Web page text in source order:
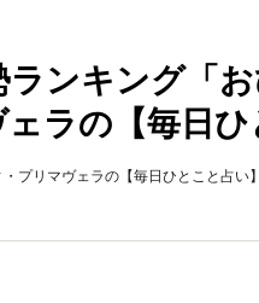
ンキング「
ラの【毎日ひ
プリマヴェラの【毎日ひとこと占